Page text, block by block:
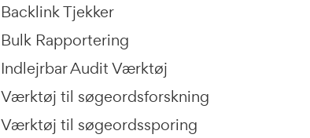
Backlink Tjekker
Bulk Rapportering
Indlejrbar Audit Værktøj
Værktøj til søgeordsforskning
Værktøj til søgeordssporing